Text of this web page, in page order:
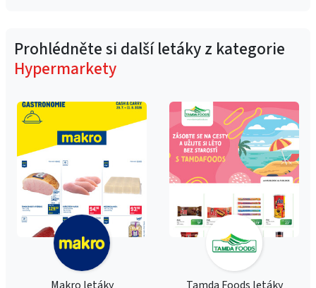
Prohlédněte si další letáky z kategorie
Hypermarkety